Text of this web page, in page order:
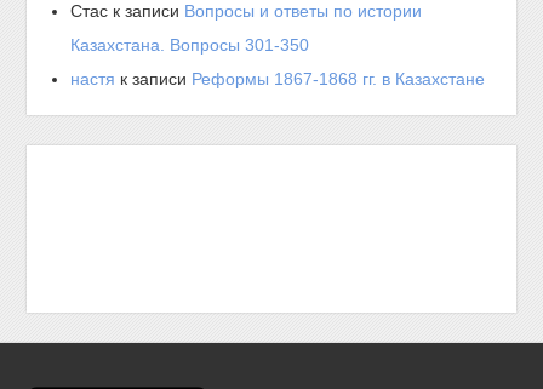
Стас к записи Вопросы и ответы по истории
Казахстана. Вопросы 301-350
настя к записи Реформы 1867-1868 гг. в Казахстане